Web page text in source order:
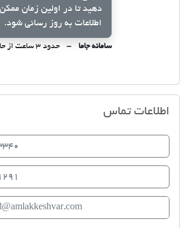
دهید تا در اولین زمان ممکن
اطلاعات به روز رسانی شود.
سامانه جاما حدود ۳ ساعت از حال
اطلاعات تماس